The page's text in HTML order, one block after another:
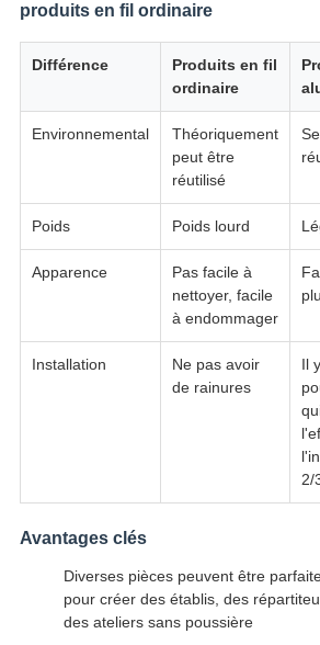
produits en fil ordinaire
Différence
Produits en fil
ordinaire
Environnemental
Théoriquement
peut être
réutilisé
Poids Poids lourd
Apparence
Pas facile à
nettoyer, facile
à endommager
Installation
Ne pas avoir
de rainures
Il
2/
Avantages clés
Diverses pièces peuvent être
pour créer des établis, des
des ateliers sans poussière